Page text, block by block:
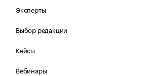
Эксперты
Выбор редакции
Кейсы
Вебинары